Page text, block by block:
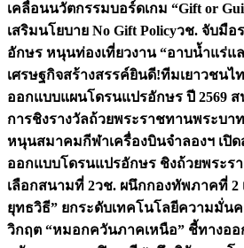
เคลื่อนนวัตกรรมบอร์ดเกม “Gift or
เสริมนโยบาย No Gift Policyวช. จับมือ
อักษร หนุนท่องเที่ยวงาน “อาบน้ำแร่แ
เศรษฐกิจสร้างสรรค์ยินดี!ทีมเยาวชนไ
ออกแบบแผนโดรนแปรอักษร ปี 2569
การชิงรางวัลถ้วยพระราชทานพระบา
หนุนสมาคมกีฬาเครื่องบินจำลองฯ เปิ
ออกแบบโดรนแปรอักษร ชิงถ้วยพระร
เลือกสนามที่ 2วช. ผนึกกองทัพภาคที่ 2
ยุทธวิธี” ยกระดับเทคโนโลยีความมั่น
วิกฤต “หมอกควันภาคเหนือ” ชี้ทางออ